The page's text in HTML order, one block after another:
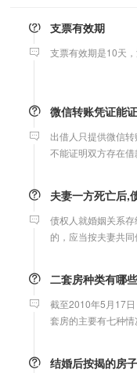
支票有效期
微信转账凭证能
不能证明双方存在
夫妻一方死亡后,
的，应当按夫妻共
二套房种类有哪
套房的主要有七种情
结婚后按揭的房